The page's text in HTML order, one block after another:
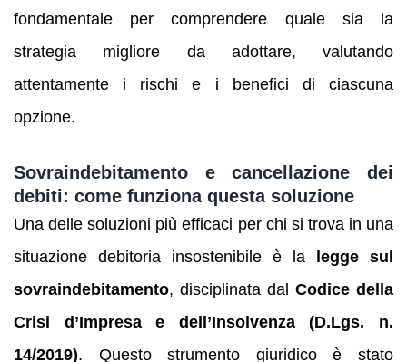
fondamentale per comprendere quale sia la
strategia migliore da adottare, valutando
attentamente i rischi e i benefici di ciascuna
opzione.
Sovraindebitamento e cancellazione dei
debiti: come funziona questa soluzione
Una delle soluzioni più efficaci per chi si trova in una
situazione debitoria insostenibile è la
legge sul
sovraindebitamento, disciplinata dal Codice della
Crisi d’Impresa e dell’Insolvenza (D.Lgs. n.
14/2019). Questo strumento giuridico è stato